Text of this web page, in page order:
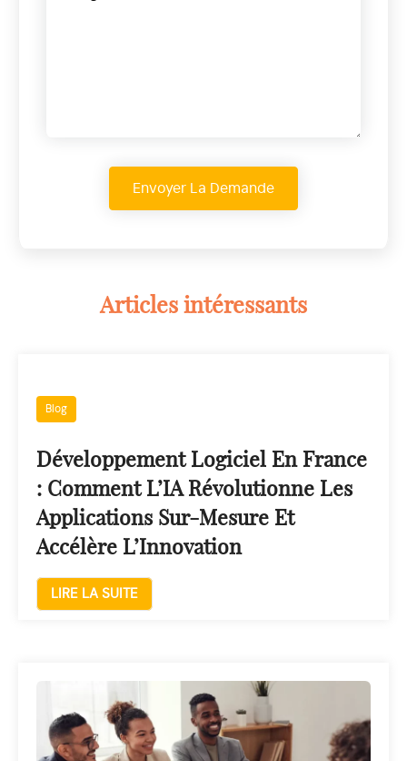
Articles intéressants
Blog
Développement Logiciel En France
: Comment L’IA Révolutionne Les
Applications Sur-Mesure Et
Accélère L’Innovation
LIRE LA SUITE